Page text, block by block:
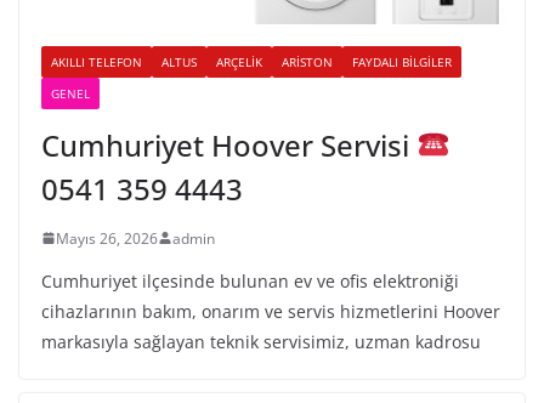
AKILLI TELEFON ALTUS ARÇELIK ARISTON
FAYDALI BILGILER
GENEL
Cumhuriyet Hoover Servisi
0541 359 4443
Mayıs 26, 2026 admin
Cumhuriyet ilçesinde bulunan ev ve ofis elektroniği
cihazlarının bakım, onarım ve servis hizmetlerini Hoover
markasıyla sağlayan teknik servisimiz, uzman kadrosu